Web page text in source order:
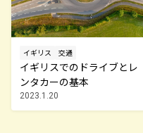
イギリス 交通
イギリスでのドライブとレ
ンタカーの基本
2023.1.20